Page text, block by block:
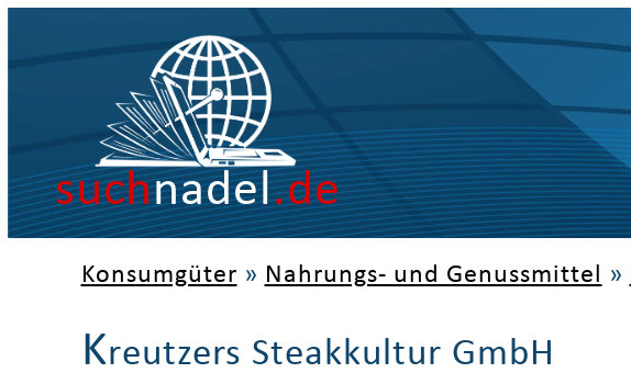
suchnadel.de
Konsumgüter » Nahrungs- und Genussmittel »
Kreutzers Steakkultur GmbH